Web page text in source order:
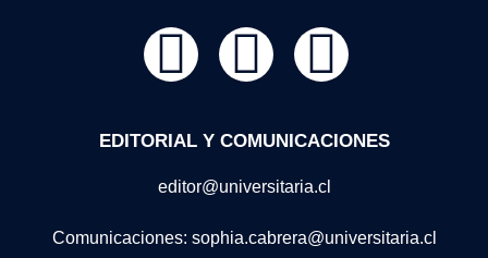
EDITORIAL Y COMUNICACIONES
editor@universitaria.cl
Comunicaciones: sophia.cabrera@universitaria.cl